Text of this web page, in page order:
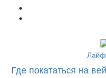
Где покататься на